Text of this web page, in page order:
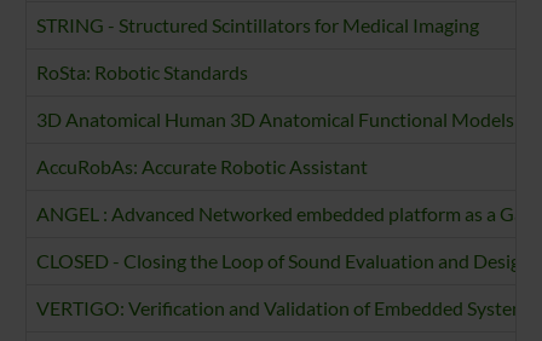
STRING - Structured Scintillators for Medical Imaging
RoSta: Robotic Standards
3D Anatomical Human 3D Anatomical Functional Models
AccuRobAs: Accurate Robotic Assistant
ANGEL : Advanced Networked embedded platform as a
CLOSED - Closing the Loop of Sound Evaluation and Design
VERTIGO: Verification and Validation of Embedded